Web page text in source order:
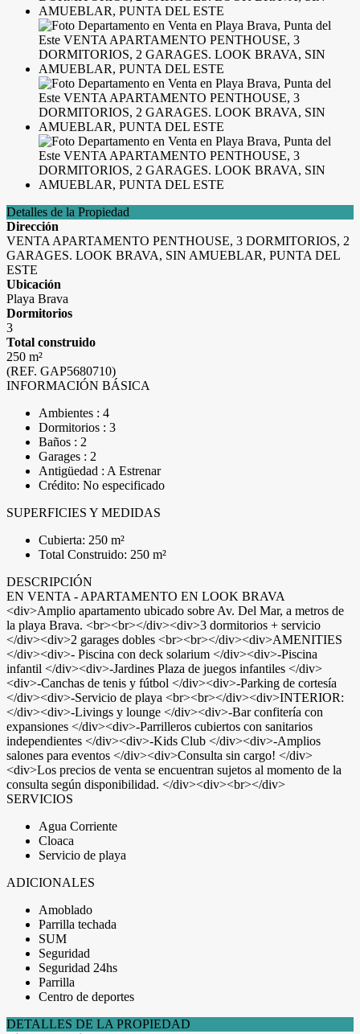
Detalles de la Propiedad
Dirección
VENTA APARTAMENTO PENTHOUSE, 3 DORMITORIOS, 2
GARAGES. LOOK BRAVA, SIN AMUEBLAR, PUNTA DEL
ESTE
Ubicación
Playa Brava
Dormitorios
3
Total construido
250 m²
(REF. GAP5680710)
INFORMACIÓN BÁSICA
Ambientes : 4
Dormitorios : 3
Baños : 2
Garages : 2
Antigüedad : A Estrenar
Crédito: No especificado
SUPERFICIES Y MEDIDAS
Cubierta: 250 m²
Total Construido: 250 m²
DESCRIPCIÓN
EN VENTA - APARTAMENTO EN LOOK BRAVA
<div>Amplio apartamento ubicado sobre Av. Del Mar, a metros de
la playa Brava. <br><br></div><div>3 dormitorios + servicio
</div><div>2 garages dobles <br><br></div><div>AMENITIES
</div><div>- Piscina con deck solarium </div><div>-Piscina
infantil </div><div>-Jardines Plaza de juegos infantiles </div>
<div>-Canchas de tenis y fútbol </div><div>-Parking de cortesía
</div><div>-Servicio de playa <br><br></div><div>INTERIOR:
</div><div>-Livings y lounge </div><div>-Bar confitería con
expansiones </div><div>-Parrilleros cubiertos con sanitarios
independientes </div><div>-Kids Club </div><div>-Amplios
salones para eventos </div><div>Consulta sin cargo! </div>
<div>Los precios de venta se encuentran sujetos al momento de la
consulta según disponibilidad. </div><div><br></div>
SERVICIOS
Agua Corriente
Cloaca
Servicio de playa
ADICIONALES
Amoblado
Parrilla techada
SUM
Seguridad
Seguridad 24hs
Parrilla
Centro de deportes
DETALLES DE LA PROPIEDAD